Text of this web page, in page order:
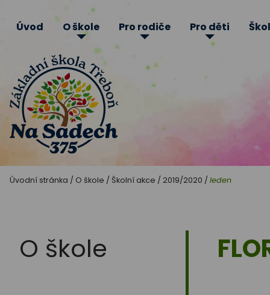
Základní
Třeboň
Úvod O škole Pro rodiče Pro děti
Úvodní stránka / O škole / Školní akce / 2019/2020 / leden
O škole